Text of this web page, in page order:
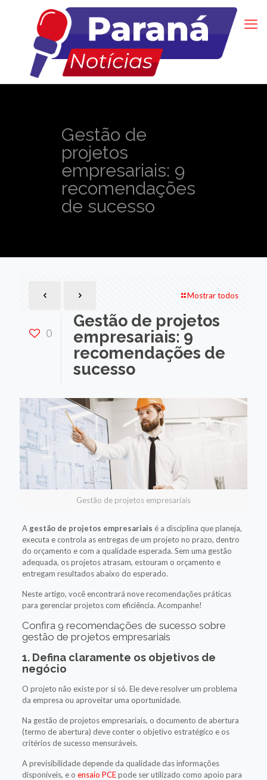
Gestão de
projetos
empresariais: 9
recomendações
de sucesso
Mostrar todos
0
Gestão de projetos
empresariais: 9
recomendações de
sucesso
Gestão de projetos empresariais
A gestão de projetos empresariais é a disciplina que planeja,
executa e controla as entregas de um projeto no prazo, dentro
do orçamento e com a qualidade esperada. Sem uma gestão
adequada, os projetos atrasam, estouram o orçamento e
entregam resultados abaixo do esperado.
Neste artigo, você encontrará nove recomendações práticas
para gerenciar projetos com eficiência. Acompanhe!
Confira 9 recomendações de sucesso sobre
gestão de projetos empresariais
1. Defina claramente os objetivos de
negócio
O projeto não existe por si só. Ele deve resolver um problema
da empresa ou aproveitar uma oportunidade.
Na gestão de projetos empresariais, o documento de abertura
(termo de abertura) deve conter o objetivo estratégico e os
critérios de sucesso mensuráveis.
A previsibilidade depende da qualidade das informações
disponíveis, e o ensaio PCEpode ser utilizado como apoio para